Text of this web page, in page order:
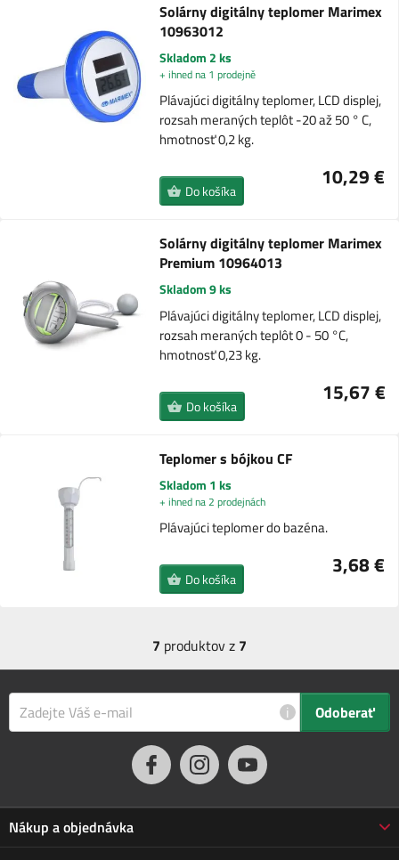
Solárny digitálny teplomer Marimex
10963012
Skladom 2 ks
+ ihned na 1 prodejně
Plávajúci digitálny teplomer, LCD displej,
rozsah meraných teplôt -20 až 50 ° C,
hmotnosť 0,2 kg.
10,29 €
Do košíka
Solárny digitálny teplomer Marimex
Premium 10964013
Skladom 9 ks
Plávajúci digitálny teplomer, LCD displej,
rozsah meraných teplôt 0 - 50 °C,
hmotnosť 0,23 kg.
15,67 €
Do košíka
Teplomer s bójkou CF
Skladom 1 ks
+ ihned na 2 prodejnách
Plávajúci teplomer do bazéna.
3,68 €
Do košíka
7 produktov z 7
i Odoberať
Nákup a objednávka